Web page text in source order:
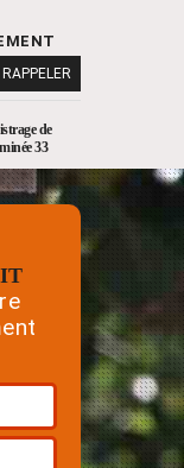
de
33